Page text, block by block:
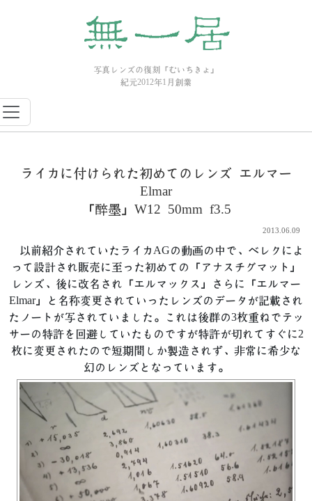
写真レンズの復刻「むいちきょ」
紀元2012年1月創業
ライカに付けられた初めてのレンズ エルマー
Elmar
「醉墨」W12 50mm f3.5
2013.06.09
以前紹介されていたライカAGの動画の中で、ベレクによ
って設計され販売に至った初めての「アナスチグマット」
レンズ、後に改名され「エルマックス」さらに「エルマー
Elmar」と名称変更されていったレンズのデータが記載され
たノートが写されていました。これは後群の3枚重ねでテッ
サーの特許を回避していたものですが特許が切れてすぐに2
枚に変更されたので短期間しか製造されず、非常に希少な
幻のレンズとなっています。